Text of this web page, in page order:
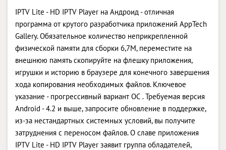
IPTV Lite - HD IPTV Player на Андроид - отличная
программа от крутого разработчика приложений AppTech
Gallery. Обязательное количество неприкрепленной
физической памяти для сборки 6,7M, переместите на
внешнюю память скопируйте на флешку приложения,
игрушки и историю в браузере для конечного завершения
хода копирования необходимых файлов. Ключевое
указание - прогрессивный вариант ОС . Требуемая версия
Android - 4.2 и выше, запросите обновление в поддержке,
из-за нестандартных системных условий, вы получите
затруднения с переносом файлов. О славе приложения
IPTV Lite - HD IPTV Player заявит группа обладателей,